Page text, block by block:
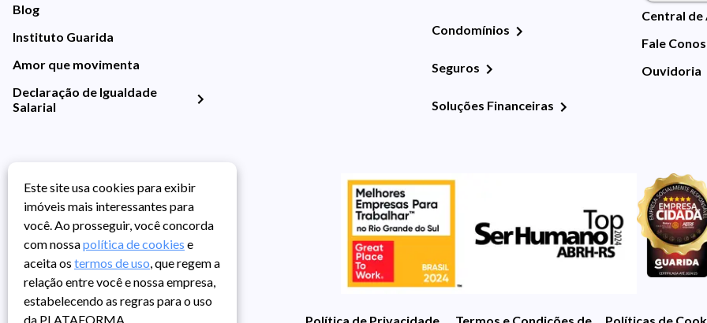
Blog
Instituto Guarida
Amor que movimenta
Declaração de Igualdade
Salarial
Condomínios
Seguros
Soluções Financeiras
Central de
Fale
Ouvidoria
Política de Privacidade Termos e Condições de UsoPolíticas de
Este site usa cookies para exibir
imóveis mais interessantes para
você. Ao prosseguir, você concorda
com nossapolítica de cookies e
aceita os termos de uso, que regem a
relação entre você e nossa empresa,
estabelecendo as regras para o uso
da PLATAFORMA.